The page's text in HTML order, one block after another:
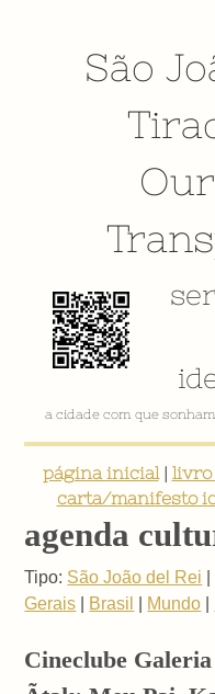
São
a cidade com que
página inicial| livro
carta/manifesto
agenda
Tipo: São João del Rei |
Gerais
Brasil Mundo
Cineclube